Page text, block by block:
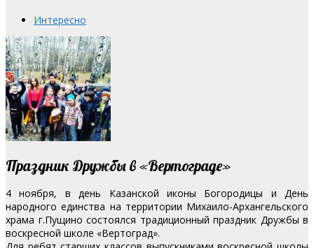
Интересно
Праздник Дружбы в «Вертограде»
4 ноября, в день Казанской иконы Богородицы и День
народного единства на территории Михаило-Архангельского
храма г.Пущино состоялся традиционный праздник Дружбы в
воскресной школе «Вертоград».